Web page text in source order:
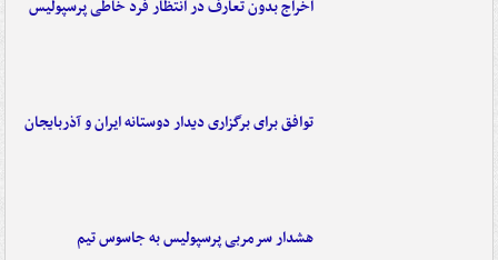
اخراج بدون تعارف در انتظار فرد خاطی پرسپولیس
توافق برای برگزاری دیدار دوستانه ایران و آذربایجان
هشدار سرمربی پرسپولیس به جاسوس تیم